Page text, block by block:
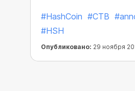
которые нужно
использовать для
ограниченного числа
#HashCoin #CTB
#HSH
Опубликовано: 29 ноября